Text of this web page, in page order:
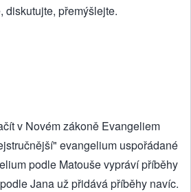
diskutujte, přemýšlejte.
v Novém zákoně Evangeliem
evangelium uspořádané
podle Matouše vypráví příběhy
Jana už přidává příběhy navíc.